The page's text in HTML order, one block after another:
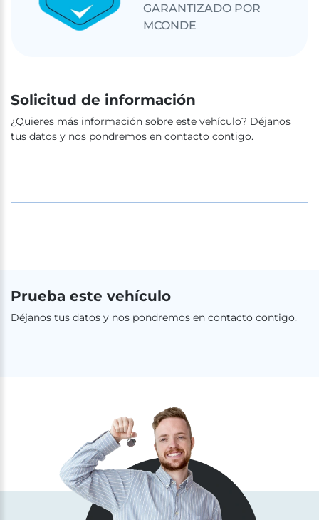
GARANTIZADO POR
MCONDE
Solicitud de información
¿Quieres más información sobre este vehículo? Déjanos
tus datos y nos pondremos en contacto contigo.
Prueba este vehículo
Déjanos tus datos y nos pondremos en contacto contigo.